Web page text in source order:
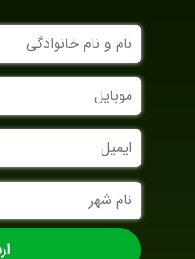
نام
و
نام
خانوادگی
موبایل
ایمیل
نام
شهر